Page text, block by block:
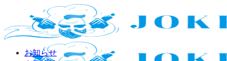
content
お知らせ